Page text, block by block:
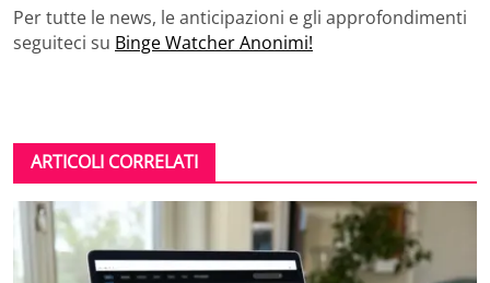
Per tutte le news, le anticipazioni e gli approfondimenti
seguiteci su Binge Watcher Anonimi!
ARTICOLI CORRELATI